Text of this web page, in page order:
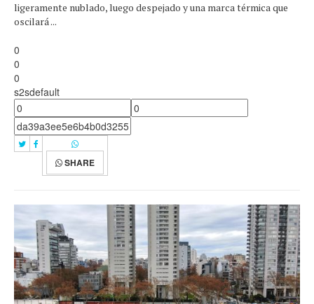
ligeramente nublado, luego despejado y una marca térmica que
oscilará ...
0
0
0
s2sdefault
SHARE